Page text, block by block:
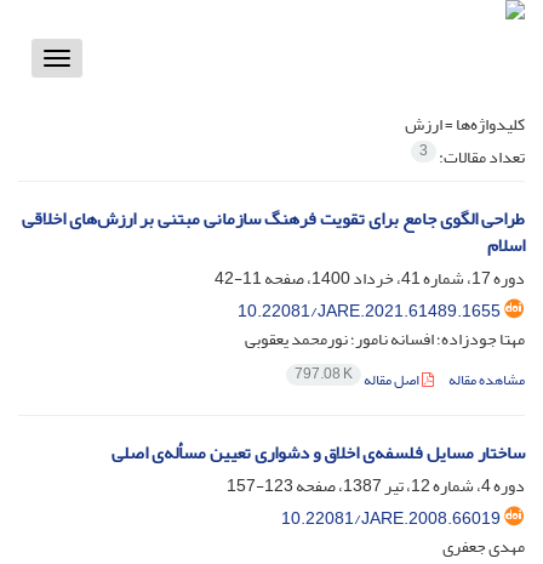
Toggle
کلیدواژه‌ها =ارزش
تعداد مقالات: 3
طراحی الگوی جامع برای تقویت فرهنگ ‌سازمانی مبتنی بر ارزش‌های اخلاقی
اسلام
دوره 17، شماره 41، خرداد 1400، صفحه
11-42
10.22081/JARE.2021.61489.1655
مهتا جودزاده؛ افسانه نامور؛ نورمحمد یعقوبی
مشاهده مقاله اصل مقاله 797.08 K
ساختار مسایل فلسفه‌ی اخلاق و دشواری تعیین مسأله‌‌‌ی‌ اصلی
دوره 4، شماره 12، تیر 1387، صفحه
123-157
10.22081/JARE.2008.66019
مهدی جعفری